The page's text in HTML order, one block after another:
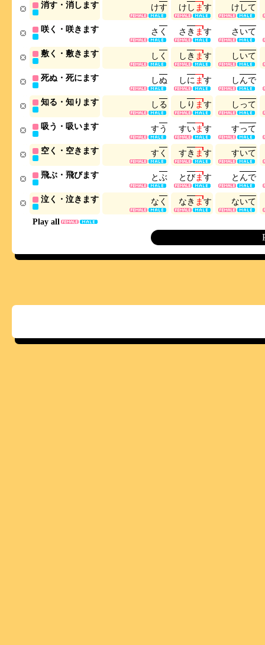
Play all
消す・消します けす け し ます け して
咲く・咲きます さ く さ き ます さ いて
敷く・敷きます し く し き ます しいて
死ぬ・死にます しぬ しに ます し んで
知る・知ります しる し り ます し って
吸う・吸います すう すいます すって
空く・空きます す く すき ます すいて
飛ぶ・飛びます とぶ とびます と んで
泣く・泣きます な く なき ます ないて